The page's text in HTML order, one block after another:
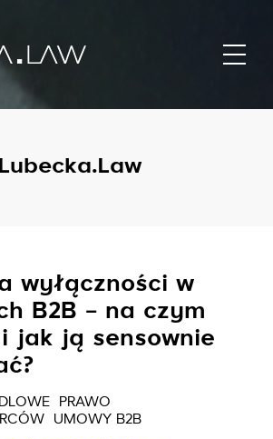
wyłączności w
B2B – na czym
jak ją sensownie
PRAWO
UMOWY B2B